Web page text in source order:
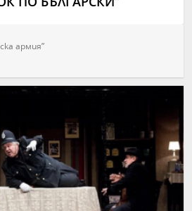
армия”